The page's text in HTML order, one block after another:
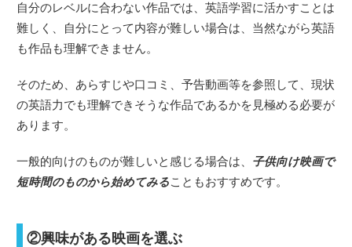
自分のレベルに合わない作品では、英語学習に活かすことは
難しく、自分にとって内容が難しい場合は、当然ながら英語
も作品も理解できません。
そのため、あらすじや口コミ、予告動画等を参照して、現状
の英語力でも理解できそうな作品であるかを見極める必要が
あります。
一般的向けのものが難しいと感じる場合は、 子供向け映画で
短時間のものから始めてみることもおすすめです。
②興味がある映画を選ぶ